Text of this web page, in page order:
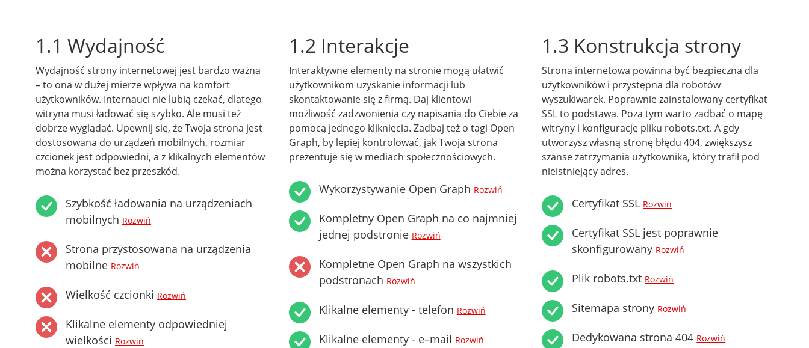
1.1 Wydajność
Wydajność strony internetowej jest bardzo ważna
– to ona w dużej mierze wpływa na komfort
użytkowników. Internauci nie lubią czekać, dlatego
witryna musi ładować się szybko. Ale musi też
dobrze wyglądać. Upewnij się, że Twoja strona jest
dostosowana do urządzeń mobilnych, rozmiar
czcionek jest odpowiedni, a z klikalnych elementów
można korzystać bez przeszkód.
Szybkość ładowania na urządzeniach
mobilnych Rozwiń
Strona przystosowana na urządzenia
mobilne Rozwiń
Wielkość czcionki Rozwiń
Klikalne elementy odpowiedniej
wielkości Rozwiń
1.2 Interakcje
Interaktywne elementy na stronie mogą ułatwić
użytkownikom uzyskanie informacji lub
skontaktowanie się z firmą. Daj klientowi
możliwość zadzwonienia czy napisania do Ciebie za
pomocą jednego kliknięcia. Zadbaj też o tagi Open
Graph, by lepiej kontrolować, jak Twoja strona
prezentuje się w mediach społecznościowych.
Wykorzystywanie Open Graph Rozwiń
Kompletny Open Graph na co najmniej
jednej podstronie Rozwiń
Kompletne Open Graph na wszystkich
podstronach Rozwiń
Klikalne elementy - telefon Rozwiń
Klikalne elementy - e–mail Rozwiń
1.3 Konstrukcja strony
Strona internetowa powinna być bezpieczna dla
użytkowników i przystępna dla robotów
wyszukiwarek. Poprawnie zainstalowany certyfikat
SSL to podstawa. Poza tym warto zadbać o mapę
witryny i konfigurację pliku robots.txt. A gdy
utworzysz własną stronę błędu 404, zwiększysz
szanse zatrzymania użytkownika, który trafił pod
nieistniejący adres.
Certyfikat SSL Rozwiń
Certyfikat SSL jest poprawnie
skonfigurowany Rozwiń
Plik robots.txt Rozwiń
Sitemapa strony Rozwiń
Dedykowana strona 404 Rozwiń